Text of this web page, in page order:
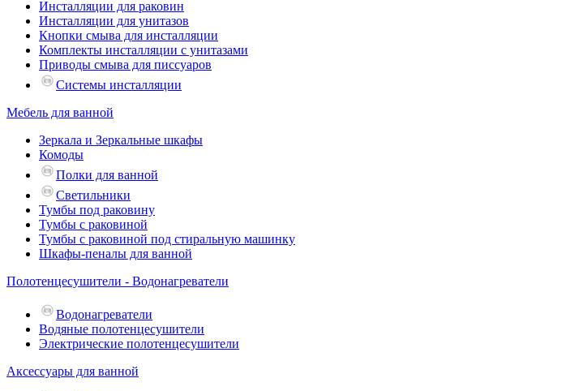
Инсталляции для раковин
Инсталляции для унитазов
Кнопки смыва для инсталляции
Комплекты инсталляции с унитазами
Приводы смыва для писсуаров
Системы инсталляции
Мебель для ванной
Зеркала и Зеркальные шкафы
Комоды
Полки для ванной
Светильники
Тумбы под раковину
Тумбы с раковиной
Тумбы с раковиной под стиральную машинку
Шкафы-пеналы для ванной
Полотенцесушители - Водонагреватели
Водонагреватели
Водяные полотенцесушители
Электрические полотенцесушители
Аксессуары для ванной